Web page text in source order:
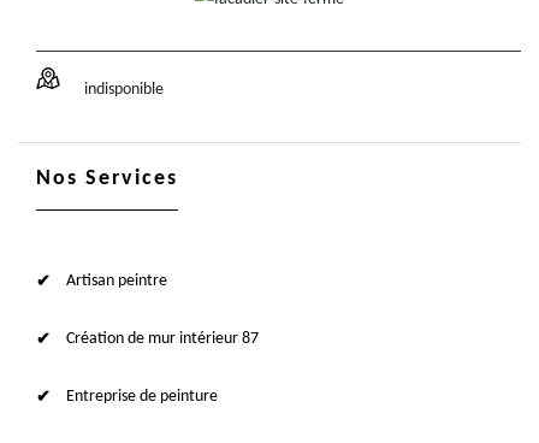
indisponible
Nos Services
Artisan peintre
Création de mur intérieur 87
Entreprise de peinture